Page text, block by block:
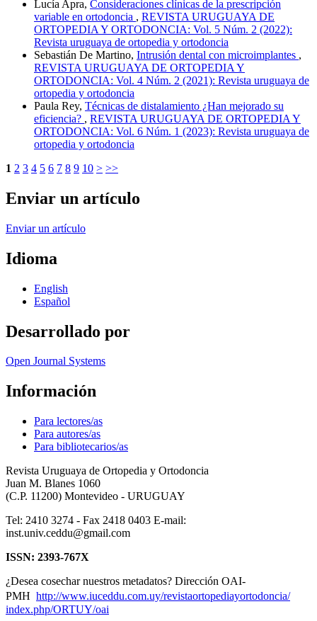
Lucía Apra, Consideraciones clínicas de la prescripción
variable en ortodoncia , REVISTA URUGUAYA DE
ORTOPEDIA Y ORTODONCIA: Vol. 5 Núm. 2 (2022):
Revista uruguaya de ortopedia y ortodoncia
Sebastián De Martino, Intrusión dental con microimplantes ,
REVISTA URUGUAYA DE ORTOPEDIA Y
ORTODONCIA: Vol. 4 Núm. 2 (2021): Revista uruguaya de
ortopedia y ortodoncia
Paula Rey, Técnicas de distalamiento ¿Han mejorado su
eficiencia? , REVISTA URUGUAYA DE ORTOPEDIA Y
ORTODONCIA: Vol. 6 Núm. 1 (2023): Revista uruguaya de
ortopedia y ortodoncia
1 2 3 4 5 6 7 8 9 10 > >>
Enviar un artículo
Enviar un artículo
Idioma
English
Español
Desarrollado por
Open Journal Systems
Información
Para lectores/as
Para autores/as
Para bibliotecarios/as
Revista Uruguaya de Ortopedia y Ortodoncia
Juan M. Blanes 1060
(C.P. 11200) Montevideo - URUGUAY
Tel: 2410 3274 - Fax 2418 0403 E-mail:
inst.univ.ceddu@gmail.com
ISSN: 2393-767X
¿Desea cosechar nuestros metadatos? Dirección OAI-
PMH http://www.iuceddu.com.uy/revistaortopediayortodoncia/
index.php/ORTUY/oai